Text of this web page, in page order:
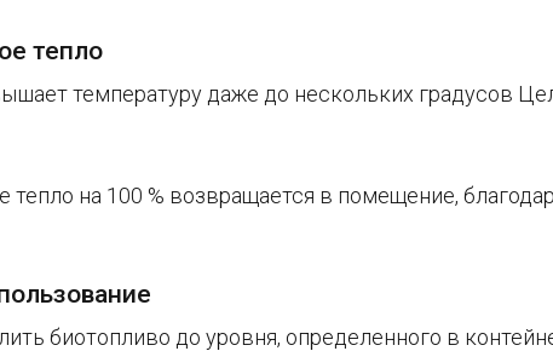
тепло
температуру даже до нескольких градусов
тепло на 100 % возвращается в помещение,
биотопливо до уровня, определенного в